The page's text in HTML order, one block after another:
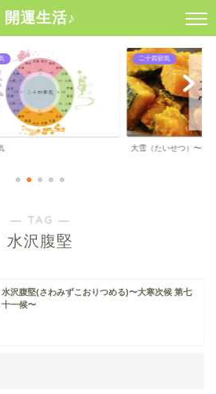
開運生活♪
二十四節気
大雪（たいせつ）〜二
― TAG ―
水沢腹堅
水沢腹堅(さわみずこおりつめる)〜大寒次候 第七
十一候〜